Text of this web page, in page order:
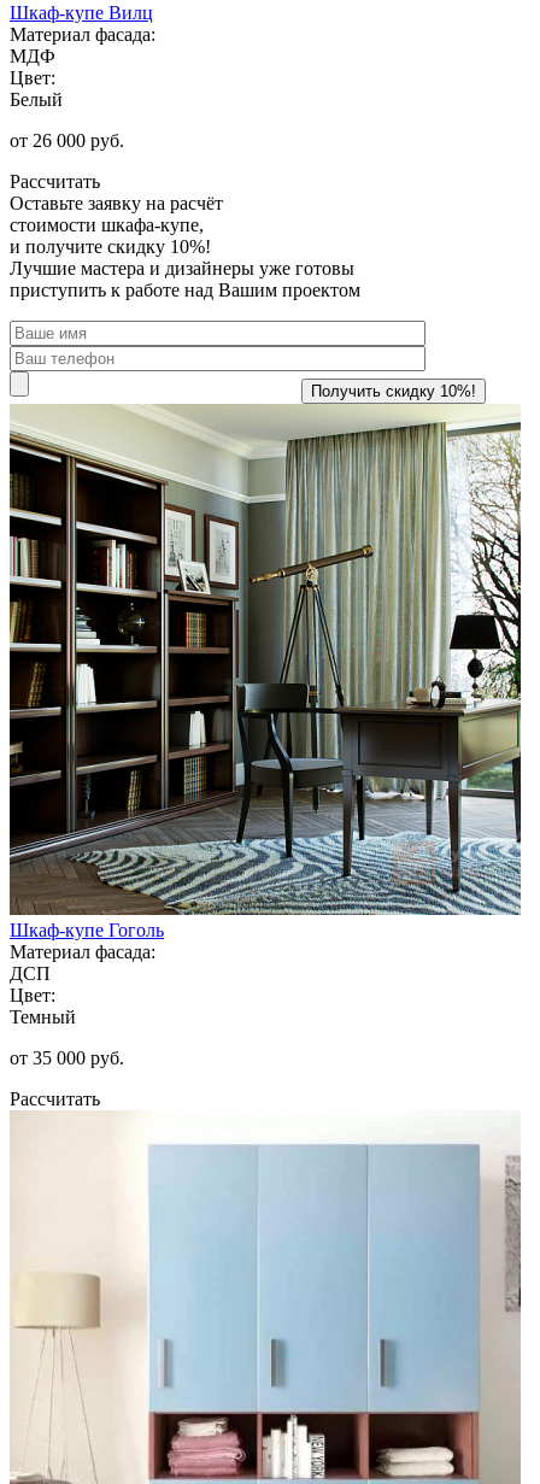
Шкаф-купе Вилц
Материал фасада:
МДФ
Цвет:
Белый
от 26 000 руб.
Рассчитать
Оставьте заявку на расчёт
стоимости шкафа-купе,
и получите скидку 10%!
Лучшие мастера и дизайнеры уже готовы
приступить к работе над Вашим проектом
Шкаф-купе Гоголь
Материал фасада:
ДСП
Цвет:
Темный
от 35 000 руб.
Рассчитать